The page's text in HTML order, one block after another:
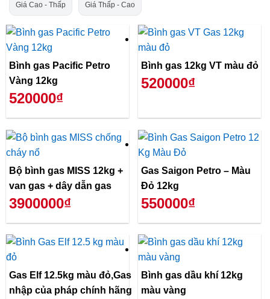
Giá Cao - Thấp Giá Thấp - Cao
Bình gas Pacific Petro
Vàng 12kg
520000₫
Bình gas 12kg VT màu đỏ
520000₫
Bộ bình gas MISS 12kg +
van gas + dây dẫn gas
3900000₫
Gas Saigon Petro – Màu
Đỏ 12kg
550000₫
Gas Elf 12.5kg màu đỏ,Gas
nhập của pháp chính hãng
Bình gas dầu khí 12kg
màu vàng